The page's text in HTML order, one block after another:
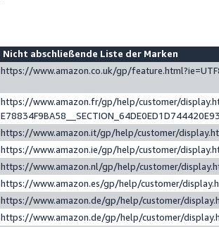
Nicht abschließende Liste der Marken
https://www.amazon.co.uk/gp/
https://www.amazon.fr/gp/help/customer/
https://www.amazon.it/gp/help/customer/
https://www.amazon.ie/gp/help/customer/
https://www.amazon.nl/gp/help/customer/
https://www.amazon.es/gp/help/customer/
https://www.amazon.de/gp/help/customer/
https://www.amazon.de/gp/help/customer/